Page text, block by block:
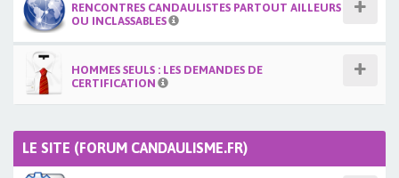
RENCONTRES CANDAULISTES PARTOUT AILLEURS
OU INCLASSABLES
HOMMES SEULS : LES DEMANDES DE
CERTIFICATION
LE SITE (FORUM CANDAULISME.FR)